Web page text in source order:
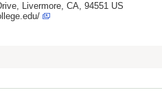
Livermore, CA, 94551 US